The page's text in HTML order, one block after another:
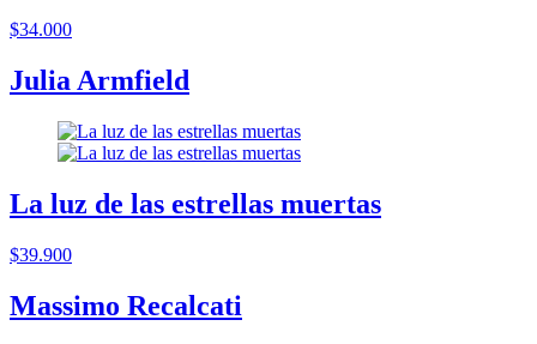
$34.000
Julia Armfield
La luz de las estrellas muertas
$39.900
Massimo Recalcati